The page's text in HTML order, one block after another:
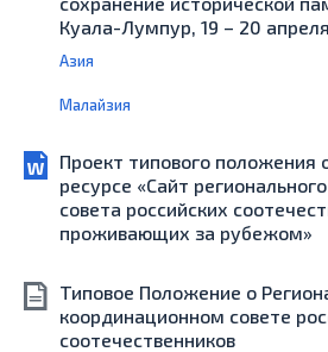
Куала-Лумпур, 19 – 20
Азия
Малайзия
Проект типового
ресурсе «Сайт
совета российских
проживающих за рубежом»
Типовое Положение о
координационном совете
соотечественников